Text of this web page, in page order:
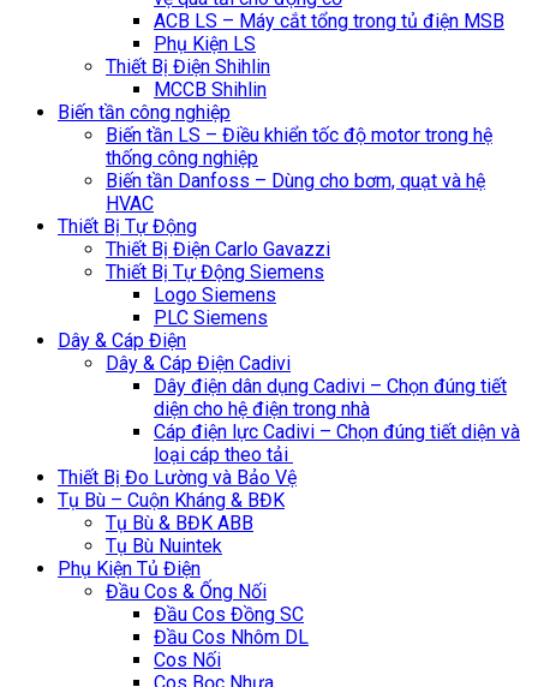
ACB LS – Máy cắt tổng trong tủ điện MSB
Phụ Kiện LS
Thiết Bị Điện Shihlin
MCCB Shihlin
Biến tần công nghiệp
Biến tần LS – Điều khiển tốc độ motor trong hệ
thống công nghiệp
Biến tần Danfoss – Dùng cho bơm, quạt và hệ
HVAC
Thiết Bị Tự Động
Thiết Bị Điện Carlo Gavazzi
Thiết Bị Tự Động Siemens
Logo Siemens
PLC Siemens
Dây & Cáp Điện
Dây & Cáp Điện Cadivi
Dây điện dân dụng Cadivi – Chọn đúng tiết
diện cho hệ điện trong nhà
Cáp điện lực Cadivi – Chọn đúng tiết diện và
loại cáp theo tải
Thiết Bị Đo Lường và Bảo Vệ
Tụ Bù – Cuộn Kháng & BĐK
Tụ Bù & BĐK ABB
Tụ Bù Nuintek
Phụ Kiện Tủ Điện
Đầu Cos & Ống Nối
Đầu Cos Đồng SC
Đầu Cos Nhôm DL
Cos Nối